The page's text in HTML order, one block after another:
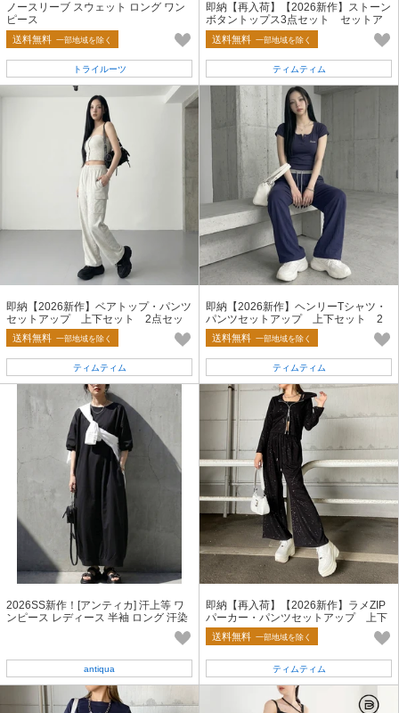
ノースリーブ スウェット ロング ワン
ピース
送料無料 一部地域を除く
トライルーツ
即納【再入荷】【2026新作】ストーン
ボタントップス3点セット セットア
ップ 上下セット インナー付
送料無料 一部地域を除く
ティムティム
即納【2026新作】ベアトップ・パンツ
セットアップ 上下セット 2点セッ
ト パッド付き 無地
送料無料 一部地域を除く
ティムティム
即納【2026新作】ヘンリーTシャツ・
パンツセットアップ 上下セット 2
点セット 半袖 刺繡ロゴ 夏服
送料無料 一部地域を除く
ティムティム
2026SS新作！[アンティカ] 汗上等 ワ
ンピース レディース 半袖 ロング 汗染
antiqua
即納【再入荷】【2026新作】ラメZIP
パーカー・パンツセットアップ 上下
セット 2点セット WZIP 春服
送料無料 一部地域を除く
ティムティム